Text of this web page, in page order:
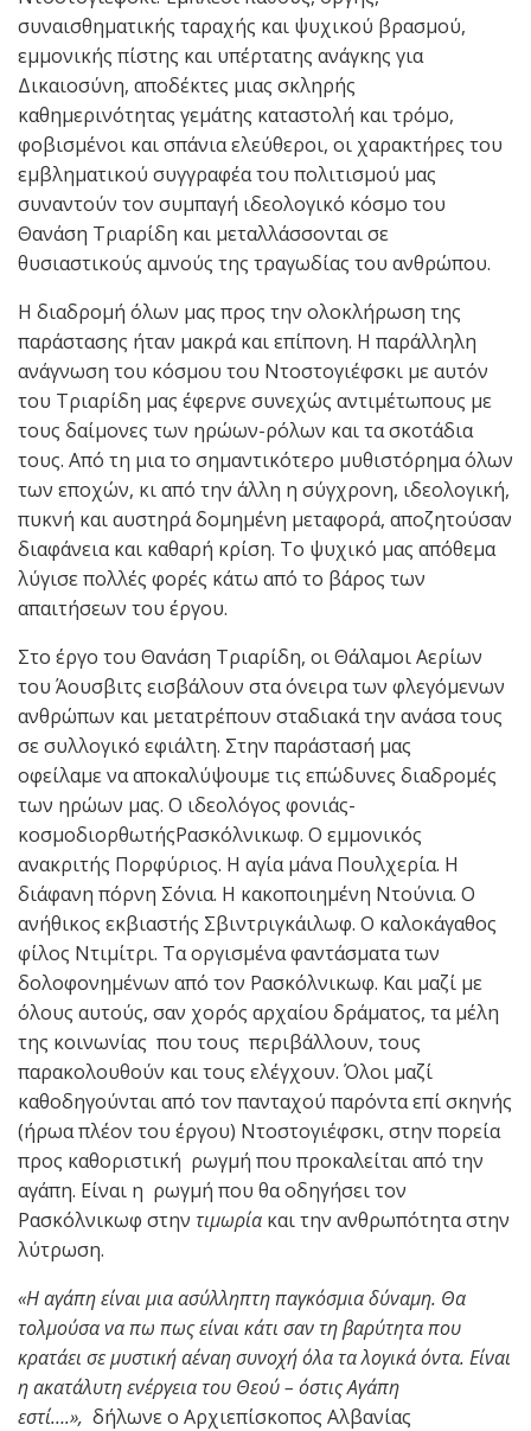
συναισθηματικής ταραχής και ψυχικού βρασμού,
εμμονικής πίστης και υπέρτατης ανάγκης για
Δικαιοσύνη, αποδέκτες μιας σκληρής
καθημερινότητας γεμάτης καταστολή και τρόμο,
φοβισμένοι και σπάνια ελεύθεροι, οι χαρακτήρες του
εμβληματικού συγγραφέα του πολιτισμού μας
συναντούν τον συμπαγή ιδεολογικό κόσμο του
Θανάση Τριαρίδη και μεταλλάσσονται σε
θυσιαστικούς αμνούς της τραγωδίας του ανθρώπου.
Η διαδρομή όλων μας προς την ολοκλήρωση της
παράστασης ήταν μακρά και επίπονη. Η παράλληλη
ανάγνωση του κόσμου του Ντοστογιέφσκι με αυτόν
του Τριαρίδη μας έφερνε συνεχώς αντιμέτωπους με
τους δαίμονες των ηρώων-ρόλων και τα σκοτάδια
τους. Από τη μια το σημαντικότερο μυθιστόρημα όλων
των εποχών, κι από την άλλη η σύγχρονη, ιδεολογική,
πυκνή και αυστηρά δομημένη μεταφορά, αποζητούσαν
διαφάνεια και καθαρή κρίση. Το ψυχικό μας απόθεμα
λύγισε πολλές φορές κάτω από το βάρος των
απαιτήσεων του έργου.
Στο έργο του Θανάση Τριαρίδη, οι Θάλαμοι Αερίων
του Άουσβιτς εισβάλουν στα όνειρα των φλεγόμενων
ανθρώπων και μετατρέπουν σταδιακά την ανάσα τους
σε συλλογικό εφιάλτη. Στην παράστασή μας
οφείλαμε να αποκαλύψουμε τις επώδυνες διαδρομές
των ηρώων μας. Ο ιδεολόγος φονιάς-
κοσμοδιορθωτήςΡασκόλνικωφ. Ο εμμονικός
ανακριτής Πορφύριος. Η αγία μάνα Πουλχερία. Η
διάφανη πόρνη Σόνια. Η κακοποιημένη Ντούνια. Ο
ανήθικος εκβιαστής Σβιντριγκάιλωφ. Ο καλοκάγαθος
φίλος Ντιμίτρι. Τα οργισμένα φαντάσματα των
δολοφονημένων από τον Ρασκόλνικωφ. Και μαζί με
όλους αυτούς, σαν χορός αρχαίου δράματος, τα μέλη
της κοινωνίας που τους περιβάλλουν, τους
παρακολουθούν και τους ελέγχουν. Όλοι μαζί
καθοδηγούνται από τον πανταχού παρόντα επί σκηνής
(ήρωα πλέον του έργου) Ντοστογιέφσκι, στην πορεία
προς καθοριστική ρωγμή που προκαλείται από την
αγάπη. Είναι η ρωγμή που θα οδηγήσει τον
Ρασκόλνικωφ στην τιμωρία και την ανθρωπότητα στην
λύτρωση.
«Η αγάπη είναι μια ασύλληπτη παγκόσμια δύναμη. Θα
τολμούσα να πω πως είναι κάτι σαν τη βαρύτητα που
κρατάει σε μυστική αέναη συνοχή όλα τα λογικά όντα. Είναι
η ακατάλυτη ενέργεια του Θεού – όστις Αγάπη
εστί….», δήλωνε ο Αρχιεπίσκοπος Αλβανίας